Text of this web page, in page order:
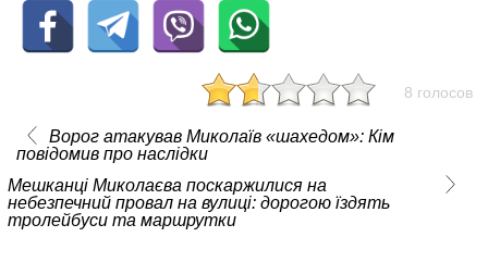
8 голосов
Ворог атакував Миколаїв «шахедом»: Кім
повідомив про наслідки
Мешканці Миколаєва поскаржилися на
небезпечний провал на вулиці: дорогою їздять
тролейбуси та маршрутки